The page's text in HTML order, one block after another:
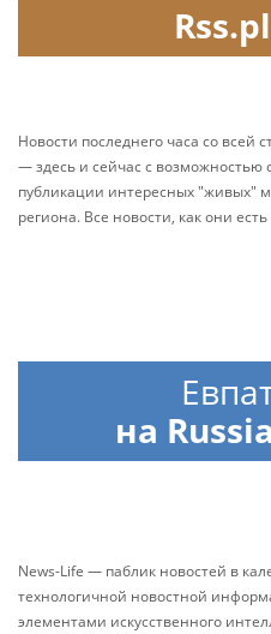
Новости последнего часа со
— здесь и сейчас с возможностью
публикации интересных "живых"
региона. Все новости, как они
на
News-Life — паблик новостей в
технологичной новостной
элементами искусственного